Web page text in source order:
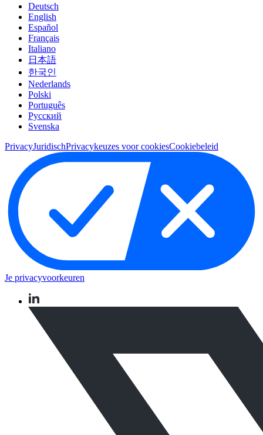
Deutsch
English
Español
Français
Italiano
日本語
한국인
Nederlands
Polski
Português
Pусский
Svenska
PrivacyJuridischPrivacykeuzes voor cookiesCookiebeleid
Je privacyvoorkeuren